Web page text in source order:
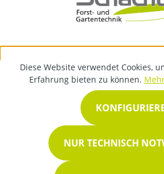
Diese Website verwendet Cookies,
Erfahrung bieten zu können.
NUR TECHNISCH